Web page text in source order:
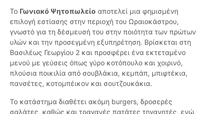
Το Γωνιακό Ψητοπωλείο αποτελεί μια φημισμένη
επιλογή εστίασης στην περιοχή του Ωραιοκάστρου,
γνωστό για τη δέσμευσή του στην ποιότητα των πρώτων
υλών και την προσεγμένη εξυπηρέτηση. Βρίσκεται στη
Βασιλέως Γεωργίου 2 και προσφέρει ένα εκτεταμένο
μενού με γεύσεις όπως γύρο κοτόπουλο και χοιρινό,
πλούσια ποικιλία από σουβλάκια, κεμπάπ, μπιφτέκια,
πανσέτες, κοτομπέικον και σουτζουκάκια.
Το κατάστημα διαθέτει ακόμη burgers, δροσερές
σαλάτες, καθώς και τραγανές πατάτες τηγανητές, ενώ